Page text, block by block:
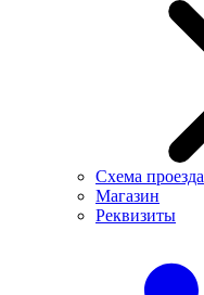
Схема проезда
Магазин
Реквизиты